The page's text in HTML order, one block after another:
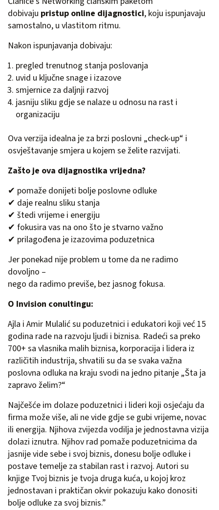
dobivaju pristup online dijagnostici, koju ispunjavaju
samostalno, u vlastitom ritmu.
Nakon ispunjavanja dobivaju:
pregled trenutnog stanja poslovanja
uvid u ključne snage i izazove
smjernice za daljnji razvoj
jasniju sliku gdje se nalaze u odnosu na rast i
organizaciju
Ova verzija idealna je za brzi poslovni „check-up“ i
osvještavanje smjera u kojem se želite razvijati.
Zašto je ova dijagnostika vrijedna?
✔ pomaže donijeti bolje poslovne odluke
✔ daje realnu sliku stanja
✔ štedi vrijeme i energiju
✔ fokusira vas na ono što je stvarno važno
✔ prilagođena je izazovima poduzetnica
Jer ponekad nije problem u tome da ne radimo
dovoljno –
nego da radimo previše, bez jasnog fokusa.
O Invision conultingu:
Ajla i Amir Mulalić su poduzetnici i edukatori koji već 15
godina rade na razvoju ljudi i biznisa. Radeći sa preko
700+ sa vlasnika malih biznisa, korporacija i lidera iz
različitih industrija, shvatili su da se svaka važna
poslovna odluka na kraju svodi na jedno pitanje „Šta ja
zapravo želim?“
Najčešće im dolaze poduzetnici i lideri koji osjećaju da
firma može više, ali ne vide gdje se gubi vrijeme, novac
ili energija. Njihova zvijezda vodilja je jednostavna vizija
dolazi iznutra. Njihov rad pomaže poduzetnicima da
jasnije vide sebe i svoj biznis, donesu bolje odluke i
postave temelje za stabilan rast i razvoj. Autori su
knjige Tvoj biznis je tvoja druga kuća, u kojoj kroz
jednostavan i praktičan okvir pokazuju kako donositi
bolje odluke za svoj biznis.”